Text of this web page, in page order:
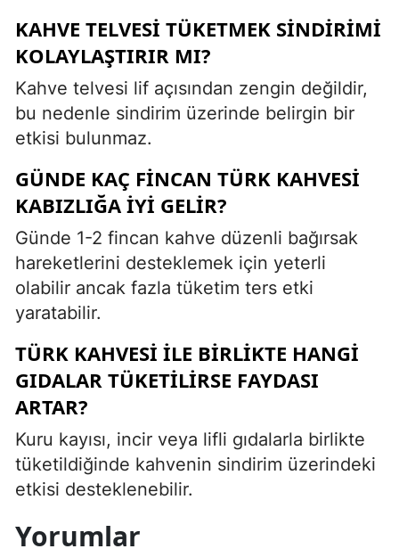
KAHVE TELVESI TÜKETMEK SINDIRIMI
KOLAYLAŞTIRIR MI?
Kahve telvesi lif açısından zengin değildir,
bu nedenle sindirim üzerinde belirgin bir
etkisi bulunmaz.
GÜNDE KAÇ FINCAN TÜRK KAHVESI
KABIZLIĞA IYI GELIR?
Günde 1-2 fincan kahve düzenli bağırsak
hareketlerini desteklemek için yeterli
olabilir ancak fazla tüketim ters etki
yaratabilir.
TÜRK KAHVESI ILE BIRLIKTE HANGI
GIDALAR TÜKETILIRSE FAYDASI
ARTAR?
Kuru kayısı, incir veya lifli gıdalarla birlikte
tüketildiğinde kahvenin sindirim üzerindeki
etkisi desteklenebilir.
Yorumlar